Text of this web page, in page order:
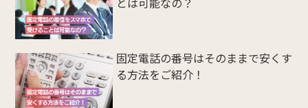
とは可能なの？
固定電話の番号はそのままで安くす
る方法をご紹介！